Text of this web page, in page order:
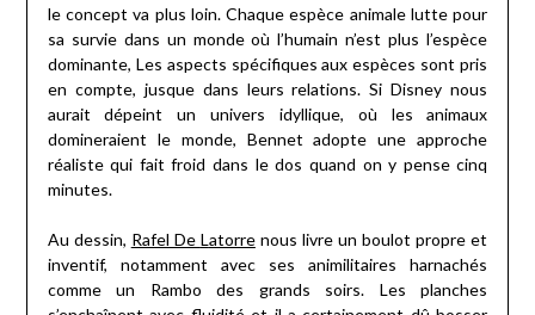
le concept va plus loin. Chaque espèce animale lutte pour
sa survie dans un monde où l’humain n’est plus l’espèce
dominante, Les aspects spécifiques aux espèces sont pris
en compte, jusque dans leurs relations. Si Disney nous
aurait dépeint un univers idyllique, où les animaux
domineraient le monde, Bennet adopte une approche
réaliste qui fait froid dans le dos quand on y pense cinq
minutes.
Au dessin, Rafel De Latorrenous livre un boulot propre et
inventif, notamment avec ses animilitaires harnachés
comme un Rambo des grands soirs. Les planches